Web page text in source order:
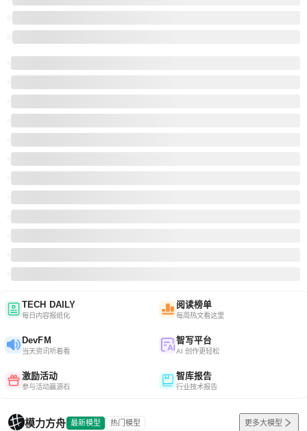
TECH DAILY
每日内容报纸化
阅读榜单
每周热文看这里
DevFM
当天资讯听着看
智写平台
AI 创作更轻松
激励活动
参与活动赢源石
智库报告
行业技术报告
模力方舟 最新模型 热门模型 更多大模型